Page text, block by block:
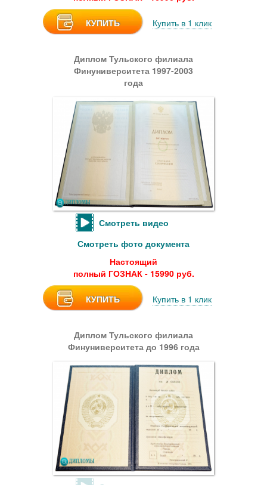
КУПИТЬ Купить в 1 клик
Диплом Тульского филиала
Финуниверситета 1997-2003
года
Смотреть видео
Смотреть фото документа
Настоящий
полный ГОЗНАК - 15990 руб.
КУПИТЬ Купить в 1 клик
Диплом Тульского филиала
Финуниверситета до 1996 года